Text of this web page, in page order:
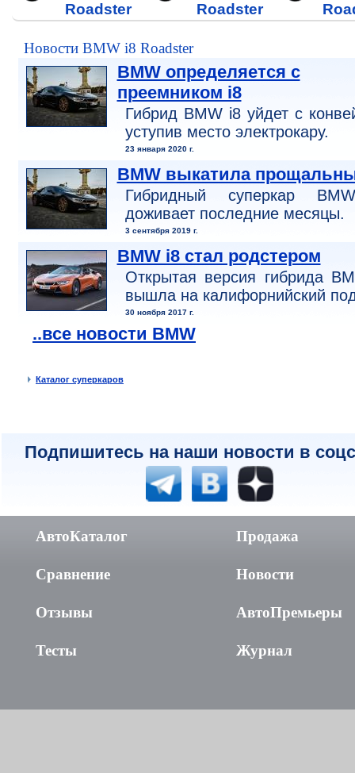
Roadster
Roadster
Новости BMW i8 Roadster
BMW определяется с
преемником i8
Гибрид BMW i8 уйдет с
уступив место электрокару.
23 января 2020 г.
BMW выкатила
Гибридный суперкар
доживает последние месяцы.
3 сентября 2019 г.
BMW i8 стал родстером
Открытая версия гибрида
вышла на калифорнийский
30 ноября 2017 г.
..все новости BMW
Каталог суперкаров
Подпишитесь на наши новости в
АвтоКаталог
Сравнение
Отзывы
Тесты
Продажа
Новости
АвтоПремьеры
Журнал